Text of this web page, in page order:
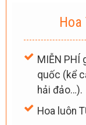
MIỄN PHÍ
quốc (kể
hải đảo…).
Hoa luôn